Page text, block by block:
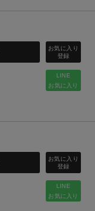
LINE
お気に入り
LINE
お気に入り